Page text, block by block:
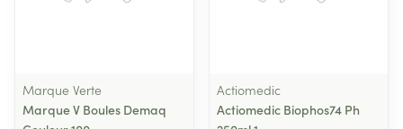
Marque Verte
Marque V Boules Demaq
Actiomedic
Actiomedic Biophos74 Ph